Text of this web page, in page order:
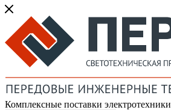
Комплексные поставки электротехники